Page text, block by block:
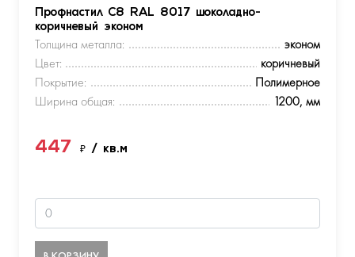
Профнастил С8 RAL 8017 шоколадно-
коричневый эконом
Толщина металла:
эконом
Цвет:
коричневый
Покрытие:
Полимерное
Ширина общая:
1200, мм
447 ₽ / кв.м